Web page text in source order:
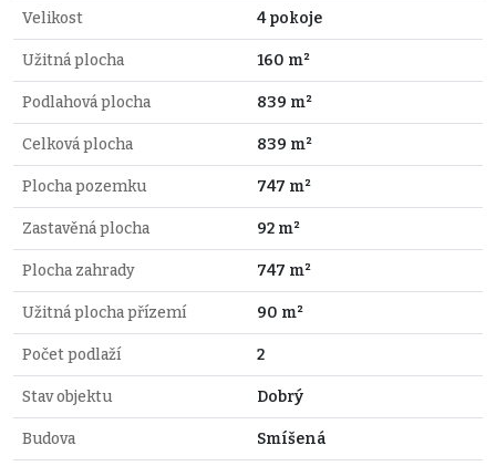
Velikost 4 pokoje
Užitná plocha 160 m²
Podlahová plocha 839 m²
Celková plocha 839 m²
Plocha pozemku 747 m²
Zastavěná plocha 92 m²
Plocha zahrady 747 m²
Užitná plocha přízemí 90 m²
Počet podlaží 2
Stav objektu Dobrý
Budova Smíšená